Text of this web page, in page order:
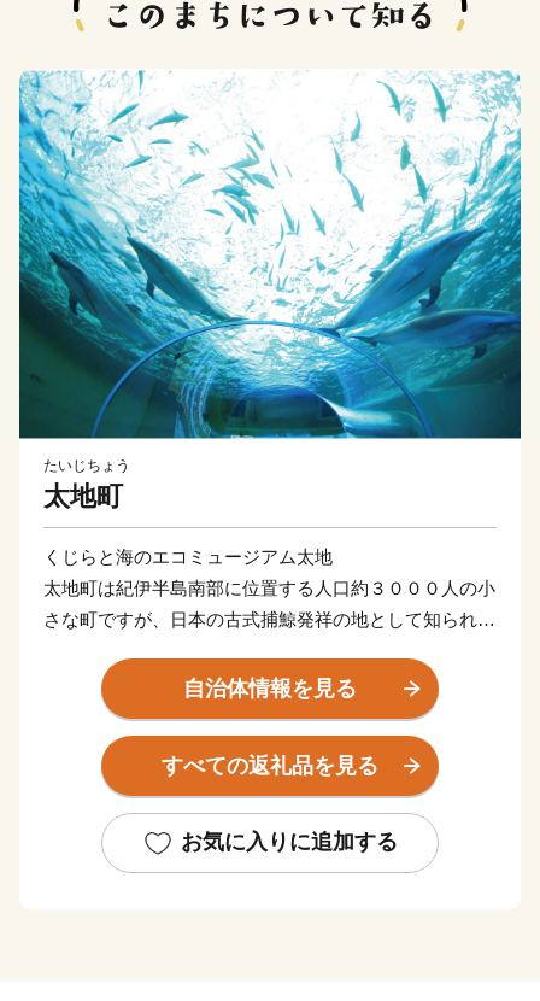
たいじちょう
太地町
くじらと海のエコミュージアム太地
太地町は紀伊半島南部に位置する人口約３０００人の小
さな町ですが、日本の古式捕鯨発祥の地として知られて
事に従事し、活況を呈していました。
しかし、捕鯨禁止後は水産業の衰退が著しく、待ちは鯨
を中心とした観光に力を入れ、くじらの博物館をはじ
め、古式捕鯨時代の施設を整備し町の活性化に努めてい
だ画家、石垣栄太郎氏の絵画を展示した石垣記念館や、
落合博満野球記念館など文化施設も充実し、文化の薫り
自治体情報を見る
すべての返礼品を見る
お気に入りに追加する